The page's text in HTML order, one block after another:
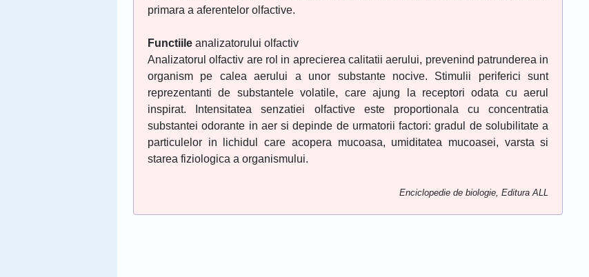
primara a aferentelor olfactive.
Functiile analizatorului olfactiv
Analizatorul olfactiv are rol in aprecierea calitatii aerului, prevenind patrunderea in
organism pe calea aerului a unor substante nocive. Stimulii periferici sunt
reprezentanti de substantele volatile, care ajung la receptori odata cu aerul
inspirat. Intensitatea senzatiei olfactive este proportionala cu concentratia
substantei odorante in aer si depinde de urmatorii factori: gradul de solubilitate a
particulelor in lichidul care acopera mucoasa, umiditatea mucoasei, varsta si
starea fiziologica a organismului.
Enciclopedie de biologie, Editura ALL